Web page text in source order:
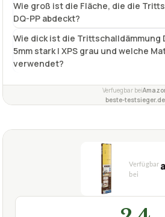
Wie groß ist die Fläche, die die
DQ-PP abdeckt?
Wie dick ist die Trittschalldämmung
5mm stark | XPS grau und welche
verwendet?
Verfuegbar bei
beste-testsieger.de